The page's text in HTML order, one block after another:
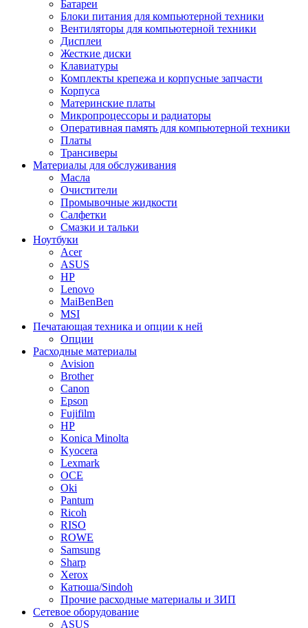
Батареи
Блоки питания для компьютерной техники
Вентиляторы для компьютерной техники
Дисплеи
Жесткие диски
Клавиатуры
Комплекты крепежа и корпусные запчасти
Корпуса
Материнские платы
Микропроцессоры и радиаторы
Оперативная память для компьютерной техники
Платы
Трансиверы
Материалы для обслуживания
Масла
Очистители
Промывочные жидкости
Салфетки
Смазки и тальки
Ноутбуки
Acer
ASUS
HP
Lenovo
MaiBenBen
MSI
Печатающая техника и опции к ней
Опции
Расходные материалы
Avision
Brother
Canon
Epson
Fujifilm
HP
Konica Minolta
Kyocera
Lexmark
OCE
Oki
Pantum
Ricoh
RISO
ROWE
Samsung
Sharp
Xerox
Катюша/Sindoh
Прочие расходные материалы и ЗИП
Сетевое оборудование
ASUS